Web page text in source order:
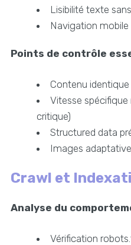
Lisibilité texte
Navigation
Points de contrôle
Contenu
Vitesse
critique)
Structured data
Images
Crawl et
Analyse du
Vérification